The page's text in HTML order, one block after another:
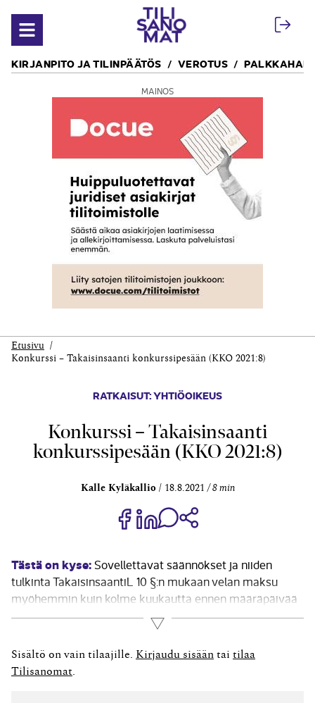
Avaa valikko
KIRJANPITO JA TILINPÄÄTÖS VEROTUS
MAINOS
Etusivu
Konkurssi – Takaisinsaanti konkurssipesään (KKO 2021:8)
RATKAISUT: YHTIÖOIKEUS
Konkurssi – Takaisinsaanti
konkurssipesään (KKO 2021:8)
Kalle Kyläkallio 18.8.2021 8 min
Jaa Share on Facebook
Jaa Share on LinkedIn
Jaa WhatsApp-viestinä
Tästä on kyse: Sovellettavat säännökset ja niiden
tulkinta TakaisinsaantiL 10 §:n mukaan velan maksu
myöhemmin kuin kolme kuukautta ennen määräpäivää
peräytyy, jos velka on maksettu epätavallisin
maksuvälinein tai ennenaikaisesti taikka määrällä, jota
pesän varoihin nähden on pidettävä huomattavana.
Maksu ei kuitenkaan peräydy, jos...
Lue lisää
Sisältö on vain tilaajille. Kirjaudu sisään tai tilaa
Tilisanomat